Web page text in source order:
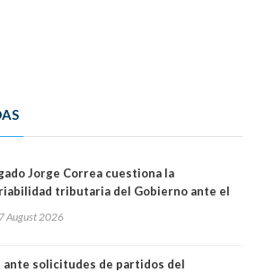
Jorge Correa cuestiona la
tributaria del Gobierno ante el
y "defendemos la alternancia en el
August 2026
ante solicitudes de partidos del